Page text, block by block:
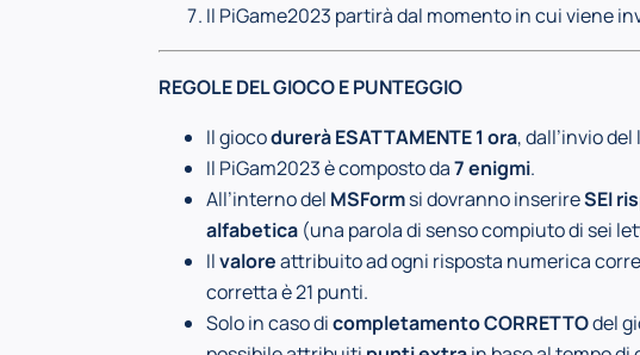
Il PiGame2023 partirà dal momento in cui viene
REGOLE DEL GIOCO E PUNTEGGIO
Il giocodurerà ESATTAMENTE 1 ora, dall’invio
Il PiGam2023 è composto da7 enigmi.
All’interno del MSFormsi dovranno inserireSEI
alfabetica (una parola di senso compiuto di sei
Ilvaloreattribuito ad ogni risposta numerica
corretta è 21 punti.
Solo in caso dicompletamento CORRETTOdel